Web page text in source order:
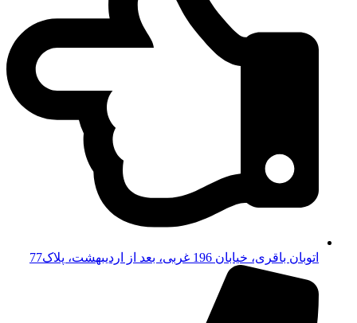
اتوبان باقری، خیابان 196 غربی، بعد از اردیبهشت، پلاک77